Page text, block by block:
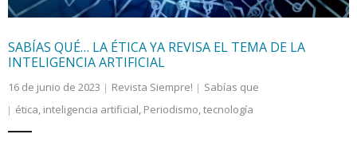
SABÍAS QUÉ… LA ÉTICA YA REVISA EL TEMA DE LA
INTELIGENCIA ARTIFICIAL
16 de junio de 2023 Revista Siempre!
Sabías que
ética, inteligencia artificial, Periodismo,tecnología